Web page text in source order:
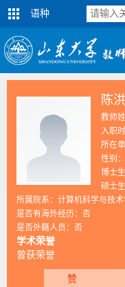
语种
陈
教师
入职
所在
性别
博士
硕士
所属院系：计算机科学与技
是否有海外经历：否
是否外籍人员：否
学术荣誉
曾获荣誉
赞